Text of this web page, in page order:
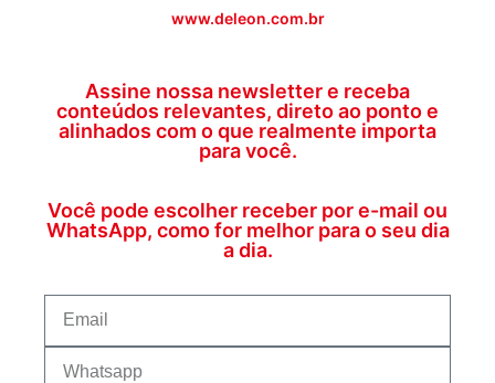
www.deleon.com.br
Assine nossa newsletter e receba
conteúdos relevantes, direto ao ponto e
alinhados com o que realmente importa
para você.
Você pode escolher receber por e-mail ou
WhatsApp, como for melhor para o seu dia
a dia.